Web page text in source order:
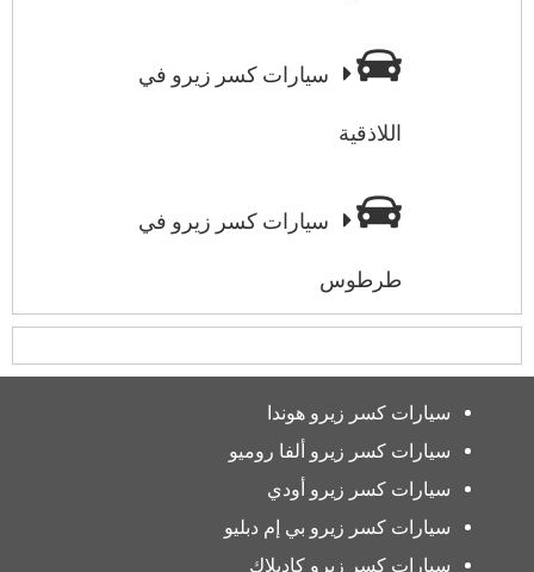
سيارات كسر زيرو في
اللاذقية
سيارات كسر زيرو في
طرطوس
سيارات كسر زيرو هوندا
سيارات كسر زيرو ألفا روميو
سيارات كسر زيرو أودي
سيارات كسر زيرو بي إم دبليو
سيارات كسر زيرو كاديلاك